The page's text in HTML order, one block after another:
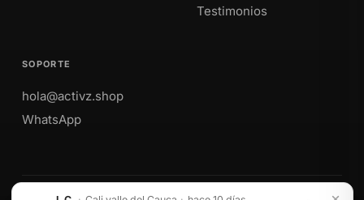
Testimonios
SOPORTE
hola@activz.shop
WhatsApp